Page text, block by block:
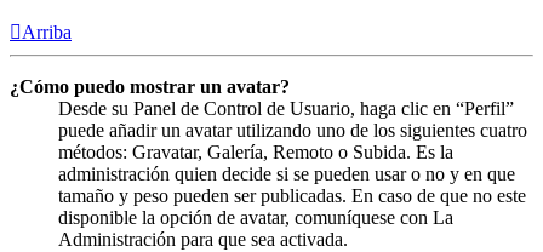
Arriba
¿Cómo puedo mostrar un avatar?
Desde su Panel de Control de Usuario, haga clic en “Perfil”
puede añadir un avatar utilizando uno de los siguientes cuatro
métodos: Gravatar, Galería, Remoto o Subida. Es la
administración quien decide si se pueden usar o no y en que
tamaño y peso pueden ser publicadas. En caso de que no este
disponible la opción de avatar, comuníquese con La
Administración para que sea activada.